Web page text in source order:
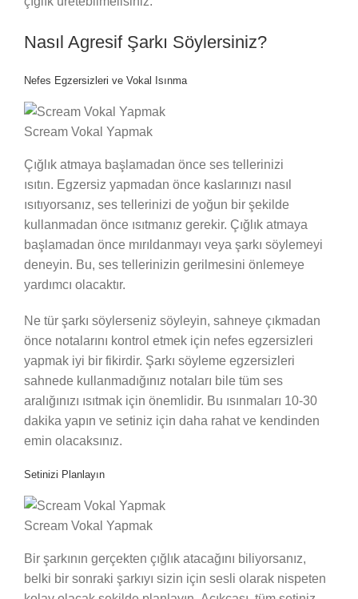
Nasıl Agresif Şarkı Söylersiniz?
Nefes Egzersizleri ve Vokal Isınma
Scream Vokal Yapmak
Çığlık atmaya başlamadan önce ses tellerinizi
ısıtın. Egzersiz yapmadan önce kaslarınızı nasıl
ısıtıyorsanız, ses tellerinizi de yoğun bir şekilde
kullanmadan önce ısıtmanız gerekir. Çığlık atmaya
başlamadan önce mırıldanmayı veya şarkı söylemeyi
deneyin. Bu, ses tellerinizin gerilmesini önlemeye
yardımcı olacaktır.
Ne tür şarkı söylerseniz söyleyin, sahneye çıkmadan
önce notalarını kontrol etmek için nefes egzersizleri
yapmak iyi bir fikirdir. Şarkı söyleme egzersizleri
sahnede kullanmadığınız notaları bile tüm ses
aralığınızı ısıtmak için önemlidir. Bu ısınmaları 10-30
dakika yapın ve setiniz için daha rahat ve kendinden
emin olacaksınız.
Setinizi Planlayın
Scream Vokal Yapmak
Bir şarkının gerçekten çığlık atacağını biliyorsanız,
belki bir sonraki şarkıyı sizin için sesli olarak nispeten